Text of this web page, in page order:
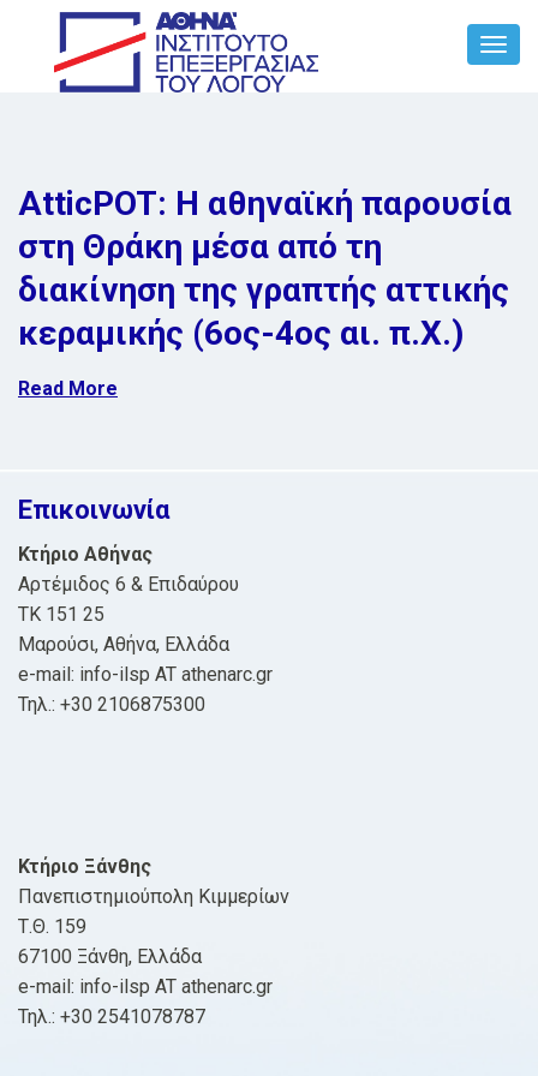
AtticPOT: Η αθηναϊκή παρουσία
στη Θράκη μέσα από τη
διακίνηση της γραπτής αττικής
κεραμικής (6ος-4ος αι. π.Χ.)
Read More
Επικοινωνία
Κτήριο Αθήνας
Αρτέμιδος 6 & Επιδαύρου
ΤΚ 151 25
Μαρούσι, Αθήνα, Ελλάδα
e-mail: info-ilsp AT athenarc.gr
Τηλ.: +30 2106875300
Κτήριο Ξάνθης
Πανεπιστημιούπολη Κιμμερίων
Τ.Θ. 159
67100 Ξάνθη, Ελλάδα
e-mail: info-ilsp AT athenarc.gr
Τηλ.: +30 2541078787